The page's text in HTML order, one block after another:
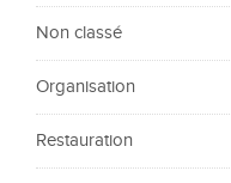
Non classé
Organisation
Restauration